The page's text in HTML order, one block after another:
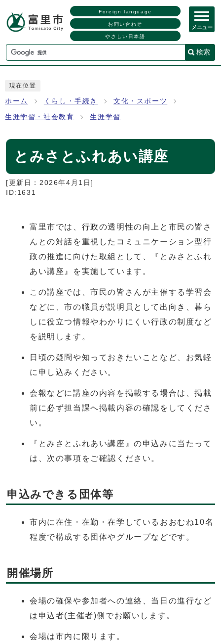
Foreign language
お問い合わせ
やさしい日本語
検索
メニュー
現在位置
ホーム くらし・手続き 文化・スポーツ
生涯学習・社会教育 生涯学習
とみさとふれあい講座
[更新日： 2026年4月1日]
ID:1631
富里市では、行政の透明性の向上と市民の皆さ
んとの対話を重視したコミュニケーション型行
政の推進に向けた取組として、『とみさとふれ
あい講座』を実施しています。
この講座では、市民の皆さんが主催する学習会
などに、市の職員が説明員として出向き、暮ら
しに役立つ情報やわかりにくい行政の制度など
を説明します。
日頃の疑問や知っておきたいことなど、お気軽
に申し込みください。
会報などに講座の内容を掲載する場合は、掲載
前に必ず担当課へ掲載内容の確認をしてくださ
い。
『とみさとふれあい講座』の申込みに当たって
は、次の事項をご確認ください。
申込みできる団体等
市内に在住・在勤・在学しているおおむね10名
程度で構成する団体やグループなどです。
開催場所
会場の確保や参加者への連絡、当日の進行など
は申込者(主催者)側でお願いします。
会場は市内に限ります。